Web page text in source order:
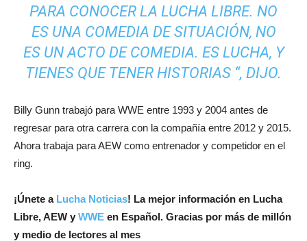
PARA CONOCER LA LUCHA LIBRE. NO
ES UNA COMEDIA DE SITUACIÓN, NO
ES UN ACTO DE COMEDIA. ES LUCHA, Y
TIENES QUE TENER HISTORIAS “, DIJO.
Billy Gunn trabajó para WWE entre 1993 y 2004 antes de
regresar para otra carrera con la compañía entre 2012 y 2015.
Ahora trabaja para AEW como entrenador y competidor en el
ring.
¡Únete a Lucha Noticias! La mejor información en Lucha
Libre, AEW y WWE en Español. Gracias por más de millón
y medio de lectores al mes